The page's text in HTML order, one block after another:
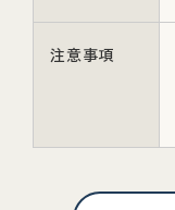
注意事項